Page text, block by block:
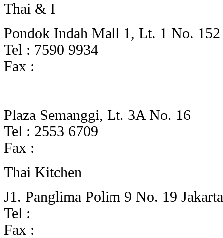
Thai & I
Pondok Indah Mall 1, Lt. 1 No. 152
Tel : 7590 9934
Fax :
Plaza Semanggi, Lt. 3A No. 16
Tel : 2553 6709
Fax :
Thai Kitchen
J1. Panglima Polim 9 No. 19
Tel :
Fax :